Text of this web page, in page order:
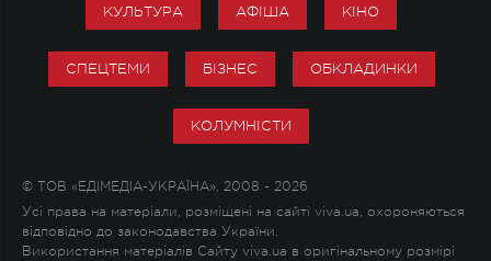
КУЛЬТУРА АФІША КІНО
СПЕЦТЕМИ БІЗНЕС ОБКЛАДИНКИ
КОЛУМНІСТИ
© ТОВ «ЕДІМЕДІА-УКРАЇНА», 2008 - 2026
Усі права на матеріали, розміщені на сайті viva.ua, охороняються
відповідно до законодавства України.
Використання матеріалів Сайту viva.ua в оригінальному розмірі